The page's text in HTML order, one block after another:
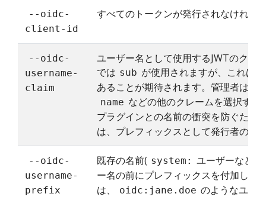
--oidc-
client-id
すべてのトークンが発行されなければ
--oidc-
username-
claim
ユーザー名として使用するJWTのクレ
では sub が使用されますが、これは
あることが期待されます。管理者はプ
name などの他のクレームを選択す
プラグインとの名前の衝突を防ぐため
は、プレフィックスとして発行者の
--oidc-
username-
prefix
既存の名前( system: ユーザーなど)
ー名の前にプレフィックスを付加しま
は、
oidc:jane.doe のようなユー